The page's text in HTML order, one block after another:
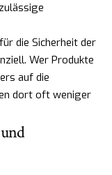
die Sicherheit der
Wer Produkte
auf die
dort oft weniger